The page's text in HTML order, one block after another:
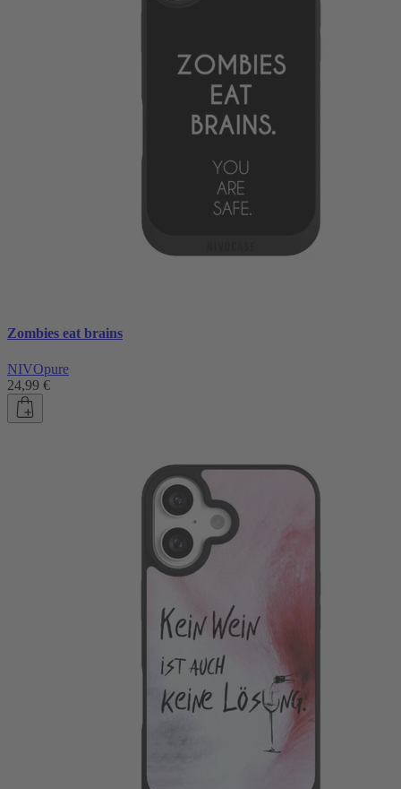
Zombies eat brains
NIVOpure
24,99 €